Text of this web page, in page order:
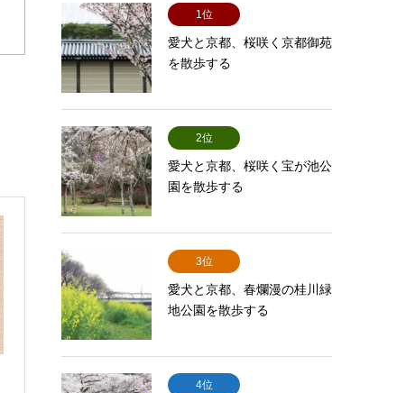
1位
愛犬と京都、桜咲く京都御苑
を散歩する
2位
愛犬と京都、桜咲く宝が池公
園を散歩する
3位
愛犬と京都、春爛漫の桂川緑
地公園を散歩する
4位